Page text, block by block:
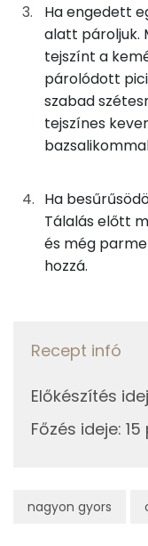
nagyon gyors
0g bors
0g
8g
2g
6g
Összesen
Kálcium
Magnézium
Szelén
TOP vitaminok
C vitamin:
Niacin - B3
E vitamin:
Fehérje
Összesen
Ha engedett
alatt pároljuk.
tejszínt a
párolódott
szabad
tejszínes
Ha
Tálalás előtt
és még
hozzá.
Recept infó
Előkészítés
Főzés ideje: 15